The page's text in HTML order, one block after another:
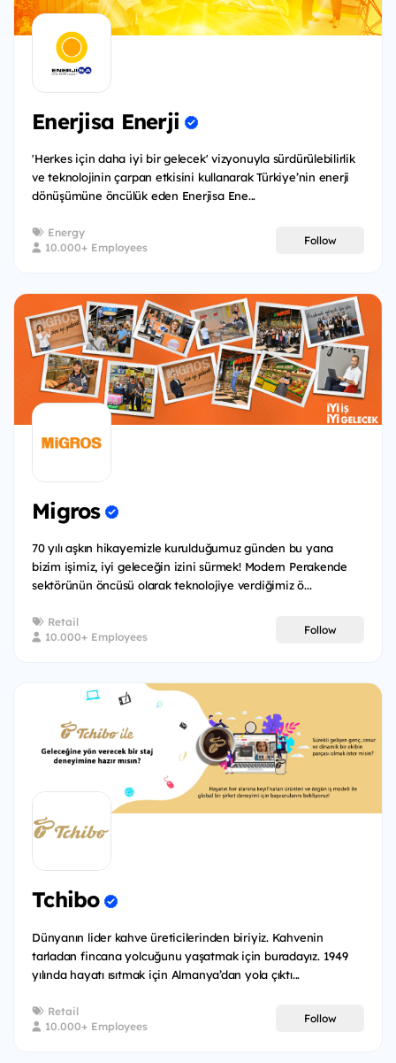
Enerjisa Enerji
'Herkes için daha iyi bir gelecek' vizyonuyla sürdürülebilirlik
ve teknolojinin çarpan etkisini kullanarak Türkiye’nin enerji
dönüşümüne öncülük eden Enerjisa Ene...
Energy
10.000+ Employees
Follow
Migros
70 yılı aşkın hikayemizle kurulduğumuz günden bu yana
bizim işimiz, iyi geleceğin izini sürmek! Modern Perakende
sektörünün öncüsü olarak teknolojiye verdiğimiz ö...
Retail
10.000+ Employees
Follow
Tchibo
Dünyanın lider kahve üreticilerinden biriyiz. Kahvenin
tarladan fincana yolcuğunu yaşatmak için buradayız. 1949
yılında hayatı ısıtmak için Almanya’dan yola çıktı...
Retail
10.000+ Employees
Follow